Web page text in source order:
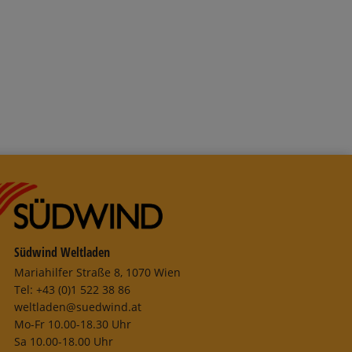
Südwind Weltladen
Mariahilfer Straße 8, 1070 Wien
Tel: +43 (0)1 522 38 86
weltladen@suedwind.at
Mo-Fr 10.00-18.30 Uhr
Sa 10.00-18.00 Uhr